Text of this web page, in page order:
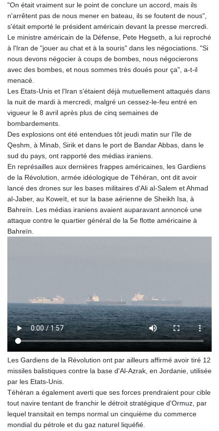
"On était vraiment sur le point de conclure un accord, mais ils
n'arrêtent pas de nous mener en bateau, ils se foutent de nous",
s'était emporté le président américain devant la presse mercredi.
Le ministre américain de la Défense, Pete Hegseth, a lui reproché
à l'Iran de "jouer au chat et à la souris" dans les négociations. "Si
nous devons négocier à coups de bombes, nous négocierons
avec des bombes, et nous sommes très doués pour ça", a-t-il
menacé.
Les Etats-Unis et l'Iran s'étaient déjà mutuellement attaqués dans
la nuit de mardi à mercredi, malgré un cessez-le-feu entré en
vigueur le 8 avril après plus de cinq semaines de
bombardements.
Des explosions ont été entendues tôt jeudi matin sur l'île de
Qeshm, à Minab, Sirik et dans le port de Bandar Abbas, dans le
sud du pays, ont rapporté des médias iraniens.
En représailles aux dernières frappes américaines, les Gardiens
de la Révolution, armée idéologique de Téhéran, ont dit avoir
lancé des drones sur les bases militaires d'Ali al-Salem et Ahmad
al-Jaber, au Koweït, et sur la base aérienne de Sheikh Isa, à
Bahreïn. Les médias iraniens avaient auparavant annoncé une
attaque contre le quartier général de la 5e flotte américaine à
Bahreïn.
Les Gardiens de la Révolution ont par ailleurs affirmé avoir tiré 12
missiles balistiques contre la base d'Al-Azrak, en Jordanie, utilisée
par les Etats-Unis.
Téhéran a également averti que ses forces prendraient pour cible
tout navire tentant de franchir le détroit stratégique d'Ormuz, par
lequel transitait en temps normal un cinquième du commerce
mondial du pétrole et du gaz naturel liquéfié.